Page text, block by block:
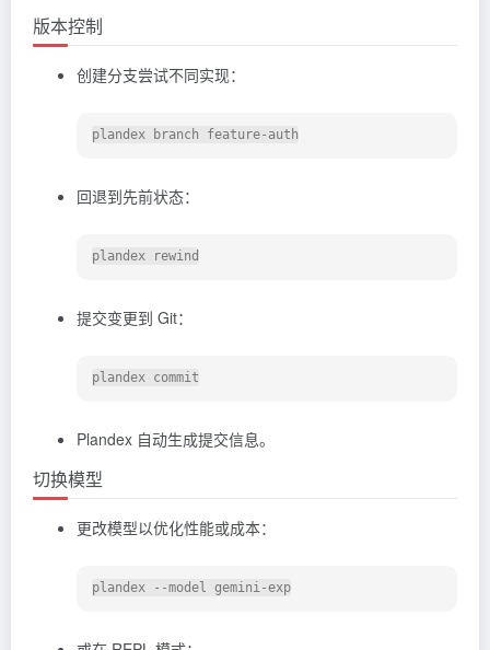
版本控制
创建分支尝试不同实现：
回退到先前状态：
提交变更到 Git：
Plandex 自动生成提交信息。
切换模型
更改模型以优化性能或成本：